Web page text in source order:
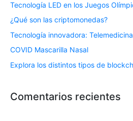
Tecnología LED en los Juegos
¿Qué son las criptomonedas?
Tecnología innovadora: Telemedicina
COVID Mascarilla Nasal
Explora los distintos tipos de
Comentarios recientes